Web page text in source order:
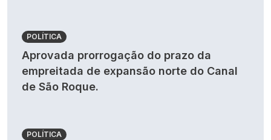
POLÍTICA
Aprovada prorrogação do prazo da
empreitada de expansão norte do Canal
de São Roque.
POLÍTICA